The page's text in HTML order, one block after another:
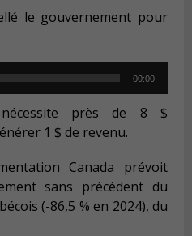
le gouvernement pour
00:00
près de 8 $
1 $ de revenu.
Canada prévoit
sans précédent du
(-86,5 % en 2024), du